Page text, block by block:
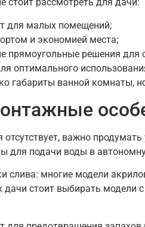
для малых помещений;
и экономией места;
прямоугольные решения для
оптимального
габариты ванной комнаты,
важно
для подачи воды в
слива: многие модели
дачи стоит выбирать